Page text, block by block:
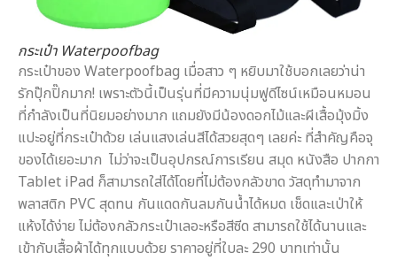
กระเป๋า Waterpoofbag
กระเป๋าของ Waterpoofbag เมื่อสาว ๆ หยิบมาใช้บอกเลยว่าน่า
รักปุ๊กปิ๊กมาก! เพราะตัวนี้เป็นรุ่นที่มีความนุ่มฟูดีไซน์เหมือนหมอน
ที่กำลังเป็นที่นิยมอย่างมาก แถมยังมีน้องดอกไม้และผีเสื้อมุ้งมิ้ง
แปะอยู่ที่กระเป๋าด้วย เล่นแสงเล่นสีได้สวยสุดๆ เลยค่ะ ที่สำคัญคือจุ
ของได้เยอะมาก ไม่ว่าจะเป็นอุปกรณ์การเรียน สมุด หนังสือ ปากกา
Tablet iPad ก็สามารถใส่ได้โดยที่ไม่ต้องกลัวขาด วัสดุทำมาจาก
พลาสติก PVC สุดทน กันแดดกันลมกันน้ำได้หมด เช็ดและเป่าให้
แห้งได้ง่าย ไม่ต้องกลัวกระเป๋าเลอะหรือสีซีด สามารถใช้ได้นานและ
เข้ากับเสื้อผ้าได้ทุกแบบด้วย ราคาอยู่ที่ใบละ 290 บาทเท่านั้น